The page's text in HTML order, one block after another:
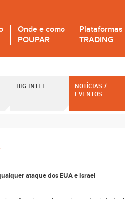
Onde e como
POUPAR
Plataformas
TRADING
BIG INTEL
NOTÍCIAS /
EVENTOS
ataque dos EUA e Israel